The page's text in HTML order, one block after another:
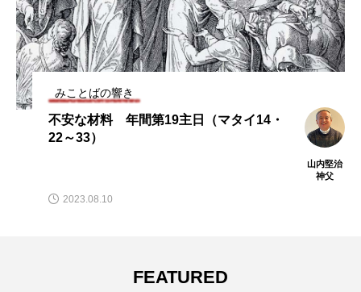
みことばの響き
不安な材料 年間第19主日（マタイ14・
22～33）
山内堅治
神父
2023.08.10
FEATURED